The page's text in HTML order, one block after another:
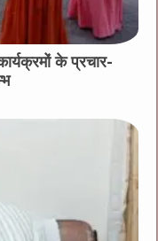
के प्रचार-